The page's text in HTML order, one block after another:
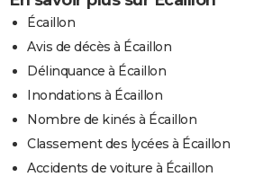
Écaillon
Avis de décès à Écaillon
Délinquance à Écaillon
Inondations à Écaillon
Nombre de kinés à Écaillon
Classement des lycées à Écaillon
Accidents de voiture à Écaillon